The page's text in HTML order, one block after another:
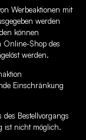
Werbeaktionen mit
werden
können
Online-Shop des
werden.
Einschränkung
Bestellvorgangs
ist nicht möglich.